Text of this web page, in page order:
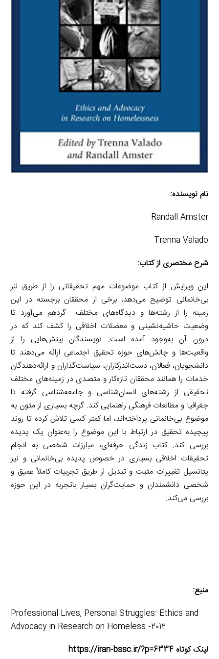
نام نویسنده:
Randall Amster
Trenna Valado
شرح مختصری از کتاب:
این ویرایش از کتاب موضوعات مهم تحقیقاتی را از طریق لنز
بی‌خانمانی توضیح می‌دهد، برخی از محققان برجسته در این
زمینه را از رشته‌ها و دیدگاه‌های مختلف گردهم می‌آورد تا
وضعیت حاشیه‌نشینی و معضلات اخلاقی را کشف کند که در
درون آن به‌وجود آمده است. نویسندگان بینش‌هایی را از
واقعیت‌ها و چالش‌های حوزه تحقیق اجتماعی ارائه می‌دهند تا
دانشجویان، فعالان، دست‌اندرکاران، سیاست‌گذاران و ارائه‌دهندگان
خدمات را همانند محققان تازه‌کار و متصدی در زمینه‌های مختلف
تحقیقی از رشته‌های انسان‌شناسی و جامعه‌شناسی گرفته تا
جغرافیا و مطالعات فرهنگی راهنمایی کند. گرچه بسیاری از متون به
موضوع بی‌خانمانی پرداخته‌اند، اما کمتر کسی تلاش کرده تا روند
پیچیده تحقیق در ارتباط با این موضوع را به‌عنوان یک پدیده
بررسی کند. کتاب زندگی حرفه‌ای، مبارزات شخصی به انجام
تحقیقات اخلاقی بسیاری در خصوص پدیده بی‌خانمانی و نیز
پتانسیل تغییرات مثبت و تبدیل از طریق تجربیات کاملاً عمیق و
شخصی دانشمندان و حمایت‌گران بسیار باتجربه در این حوزه
بررسی می‌کند.
منبع:
Professional Lives, Personal Struggles: Ethics and
Advocacy in Research on Homeless -2012
لینک کوتاه https://iran-bssc.ir/?p=6334